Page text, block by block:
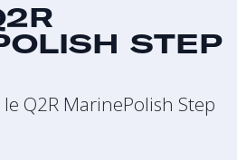
STEP
Q2R MarinePolish Step